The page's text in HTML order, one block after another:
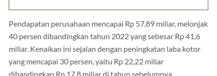
Pendapatan perusahaan mencapai Rp 57,89 miliar, melonjak
40 persen dibandingkan tahun 2022 yang sebesar Rp 41,6
miliar. Kenaikan ini sejalan dengan peningkatan laba kotor
yang mencapai 30 persen, yaitu Rp 22,22 miliar
dibandingkan Rp 17,8 miliar di tahun sebelumnya.